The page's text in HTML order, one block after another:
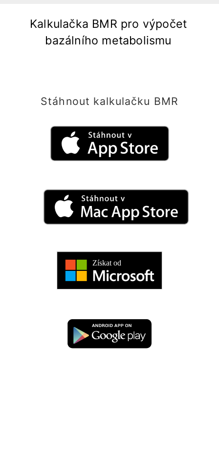
Kalkulačka BMR pro výpočet
bazálního metabolismu
Stáhnout kalkulačku BMR